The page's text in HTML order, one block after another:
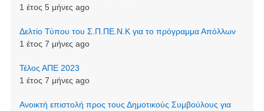
1 έτος 5 μήνες ago
Δελτίο Τύπου του Σ.Π.ΠΕ.Ν.Κ για το πρόγραμμα Απόλλων
1 έτος 7 μήνες ago
Τέλος ΑΠΕ 2023
1 έτος 7 μήνες ago
Ανοικτή επιστολή προς τους Δημοτικούς Συμβούλους για